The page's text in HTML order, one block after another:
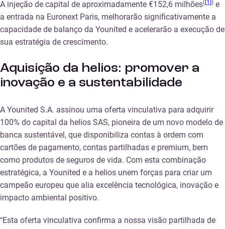
A injeção de capital de aproximadamente €152,6 milhões([1]) e
a entrada na Euronext Paris, melhorarão significativamente a
capacidade de balanço da Younited e acelerarão a execução de
sua estratégia de crescimento.
Aquisição da helios: promover a
inovação e a sustentabilidade
A Younited S.A. assinou uma oferta vinculativa para adquirir
100% do capital da helios SAS, pioneira de um novo modelo de
banca sustentável, que disponibiliza contas à ordem com
cartões de pagamento, contas partilhadas e premium, bem
como produtos de seguros de vida. Com esta combinação
estratégica, a Younited e a helios unem forças para criar um
campeão europeu que alia excelência tecnológica, inovação e
impacto ambiental positivo.
“Esta oferta vinculativa confirma a nossa visão partilhada de